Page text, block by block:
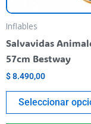
Inflables
Salvavidas
57cm Bestway
$8.490,00
Seleccionar